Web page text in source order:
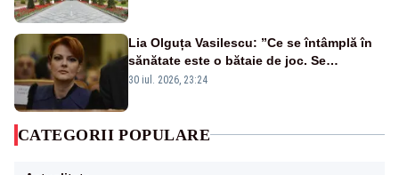
Lia Olguța Vasilescu: ”Ce se întâmplă în
sănătate este o bătaie de joc. Se
guvernează extraordinar de prost”
30 iul. 2026, 23:24
CATEGORII POPULARE